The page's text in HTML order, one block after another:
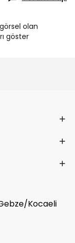
olan
göster
Kocaeli